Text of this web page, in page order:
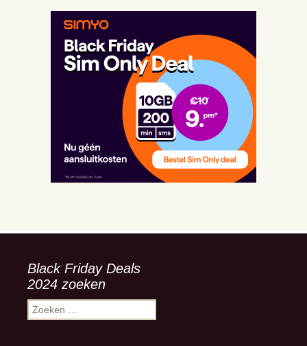
Black Friday Deals
2024 zoeken
Zoeken
naar: